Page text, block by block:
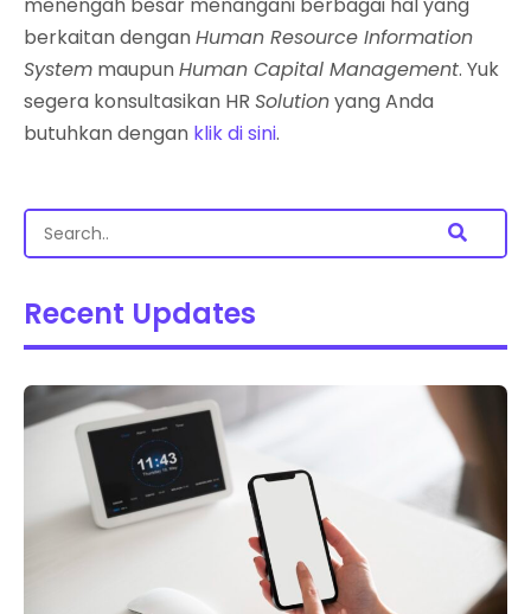
menengah besar menangani berbagai hal yang
berkaitan denganHuman Resource Information
System maupunHuman Capital Management. Yuk
segera konsultasikan HR Solutionyang Anda
butuhkan dengan klik di sini.
Recent Updates